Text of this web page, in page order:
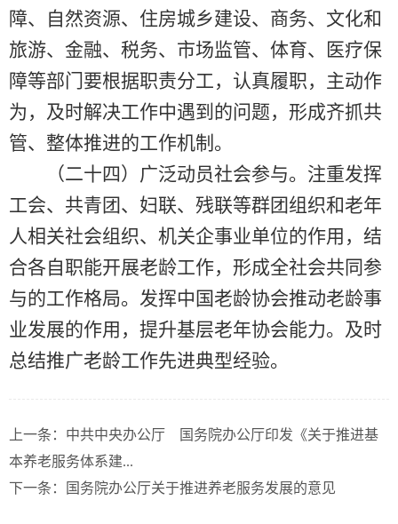
障、自然资源、住房城乡建设、商务、文化和
旅游、金融、税务、市场监管、体育、医疗保
障等部门要根据职责分工，认真履职，主动作
为，及时解决工作中遇到的问题，形成齐抓共
管、整体推进的工作机制。
（二十四）广泛动员社会参与。注重发挥
工会、共青团、妇联、残联等群团组织和老年
人相关社会组织、机关企事业单位的作用，结
合各自职能开展老龄工作，形成全社会共同参
与的工作格局。发挥中国老龄协会推动老龄事
业发展的作用，提升基层老年协会能力。及时
总结推广老龄工作先进典型经验。
上一条：中共中央办公厅 国务院办公厅印发《关于推进基
本养老服务体系建...
下一条：国务院办公厅关于推进养老服务发展的意见